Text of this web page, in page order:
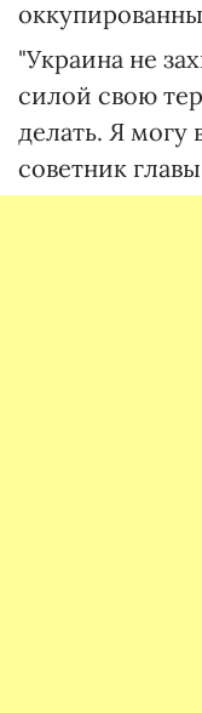
"Украина не
силой свою
делать. Я могу
советник